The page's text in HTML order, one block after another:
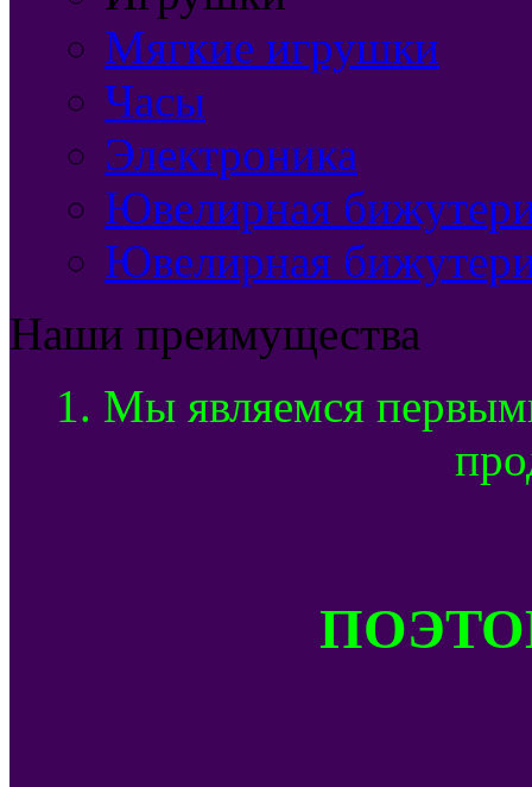
Мягкие игрушки
Часы
Электроника
Ювелирная
Ювелирная
Наши преимущества
1. Мы являемся